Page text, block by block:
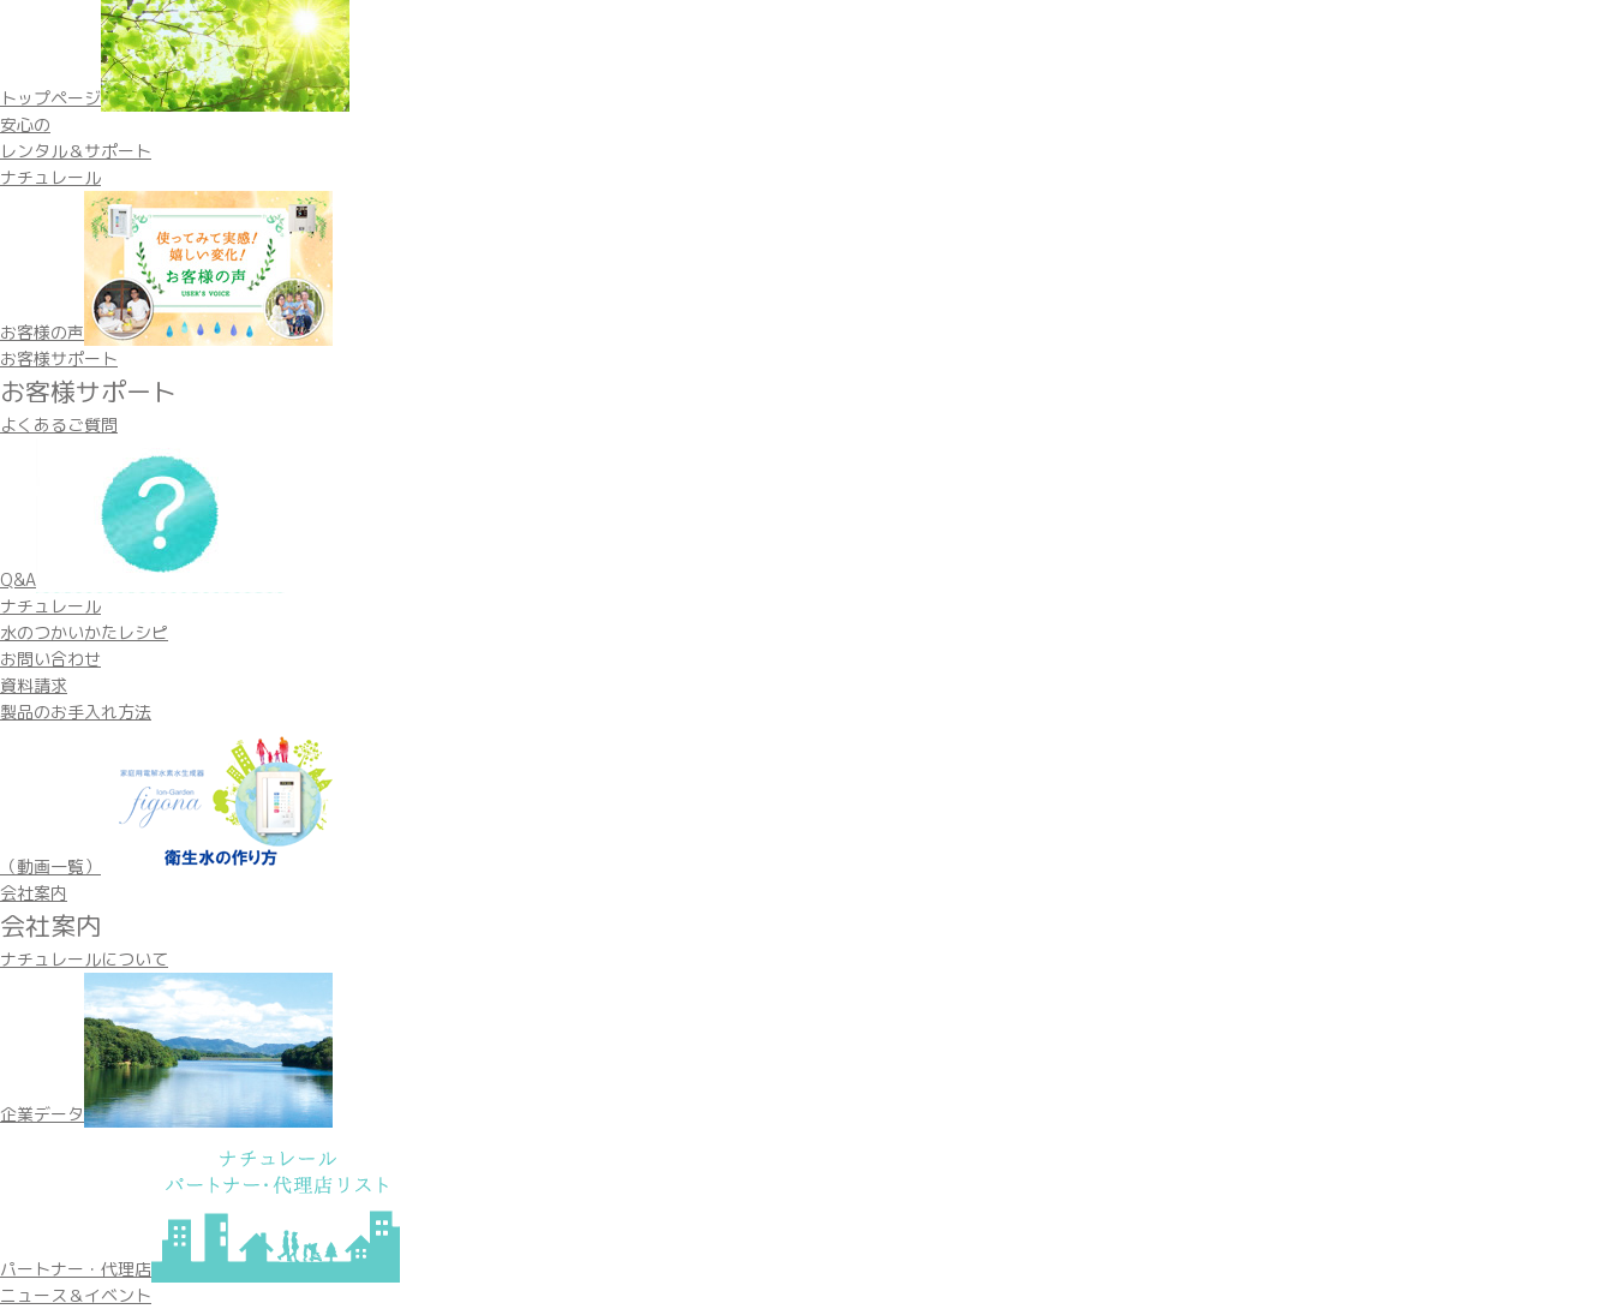
トップページ
安心の
レンタル＆サポート
ナチュレール
お客様の声
お客様サポート
お客様サポート
よくあるご質問
Q&A
ナチュレール
水のつかいかたレシピ
お問い合わせ
資料請求
製品のお手入れ方法
（動画一覧）
会社案内
会社案内
ナチュレールについて
企業データ
パートナー・代理店
ニュース＆イベント